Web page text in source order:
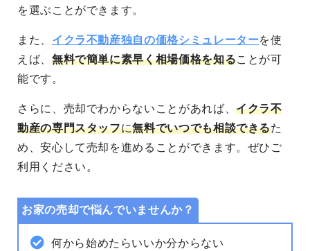
を選ぶことができます。
また、 イクラ不動産独自の価格シミュレーターを使
えば、 無料で簡単に素早く相場価格を知ることが可
能です。
さらに、売却でわからないことがあれば、イクラ不
動産の専門スタッフに無料でいつでも相談できるた
め、安心して売却を進めることができます。 ぜひご
利用ください。
お家の売却で悩んでいませんか？
何から始めたらいいか分からない